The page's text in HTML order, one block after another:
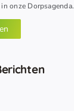
onze Dorpsagenda.